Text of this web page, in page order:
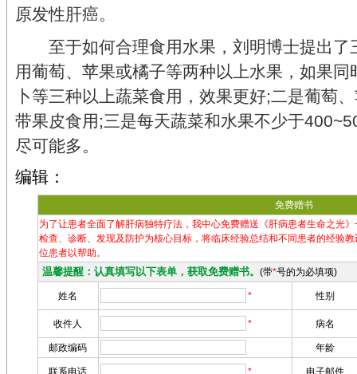
原发性肝癌。
至于如何合理食用水果，刘明博士提出了
用葡萄、苹果或橘子等两种以上水果，如果
卜等三种以上蔬菜食用，效果更好;二是葡萄
带果皮食用;三是每天蔬菜和水果不少于
尽可能多。
编辑：